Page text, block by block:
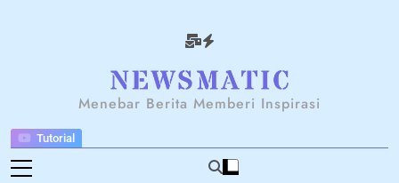
Tutorial
NEWSANTARA
Menebar Berita Memberi Inspirasi